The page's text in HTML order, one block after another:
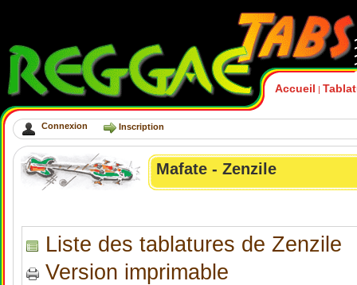
Accueil |
Connexion Inscription
Mafate - Zenzile
Liste des tablatures de Zenzile
Version imprimable